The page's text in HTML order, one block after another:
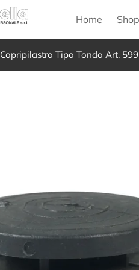
Home Shop
Copripilastro Tipo Tondo Art. 599